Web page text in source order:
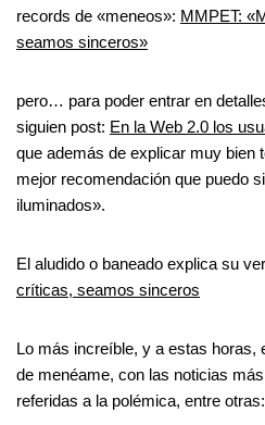
records de «meneos»: MMPET:
seamos sinceros»
pero… para poder entrar en
siguien post: En la Web 2.0 los
que además de explicar muy bien
mejor recomendación que puedo
iluminados».
El aludido o baneado explica su
críticas, seamos sinceros
Lo más increíble, y a estas horas,
de menéame, con las noticias
referidas a la polémica, entre otras: